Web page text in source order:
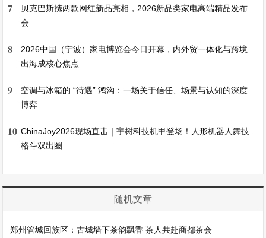
7
贝克巴斯携两款网红新品亮相，2026新品类家电高端精品发布
会
8
2026中国（宁波）家电博览会今日开幕，内外贸一体化与跨境
出海成核心焦点
9
空调与冰箱的 “待遇” 鸿沟：一场关于信任、场景与认知的深度
博弈
10 ChinaJoy2026现场直击｜宇树科技机甲登场！人形机器人舞技
格斗双出圈
随机文章
郑州管城回族区：古城墙下茶韵飘香 茶人共赴商都茶会